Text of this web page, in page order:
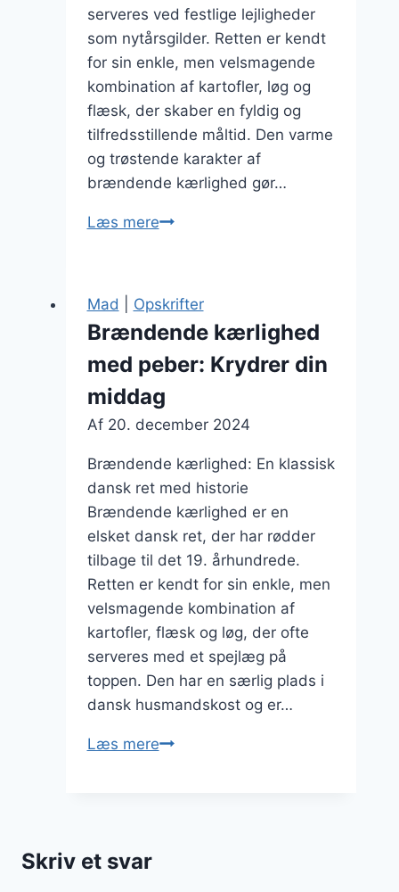
serveres ved festlige lejligheder
som nytårsgilder. Retten er kendt
for sin enkle, men velsmagende
kombination af kartofler, løg og
flæsk, der skaber en fyldig og
tilfredsstillende måltid. Den varme
og trøstende karakter af
brændende kærlighed gør…
Læs mereBrændende
med
grøntfyld
Mad Opskrifter
Brændende kærlighed
med peber: Krydrer din
middag
Af 20. december 2024
Brændende kærlighed: En klassisk
dansk ret med historie
Brændende kærlighed er en
elsket dansk ret, der har rødder
tilbage til det 19. århundrede.
Retten er kendt for sin enkle, men
velsmagende kombination af
kartofler, flæsk og løg, der ofte
serveres med et spejlæg på
toppen. Den har en særlig plads i
dansk husmandskost og er…
Læs mereBrændende
Skriv et svar